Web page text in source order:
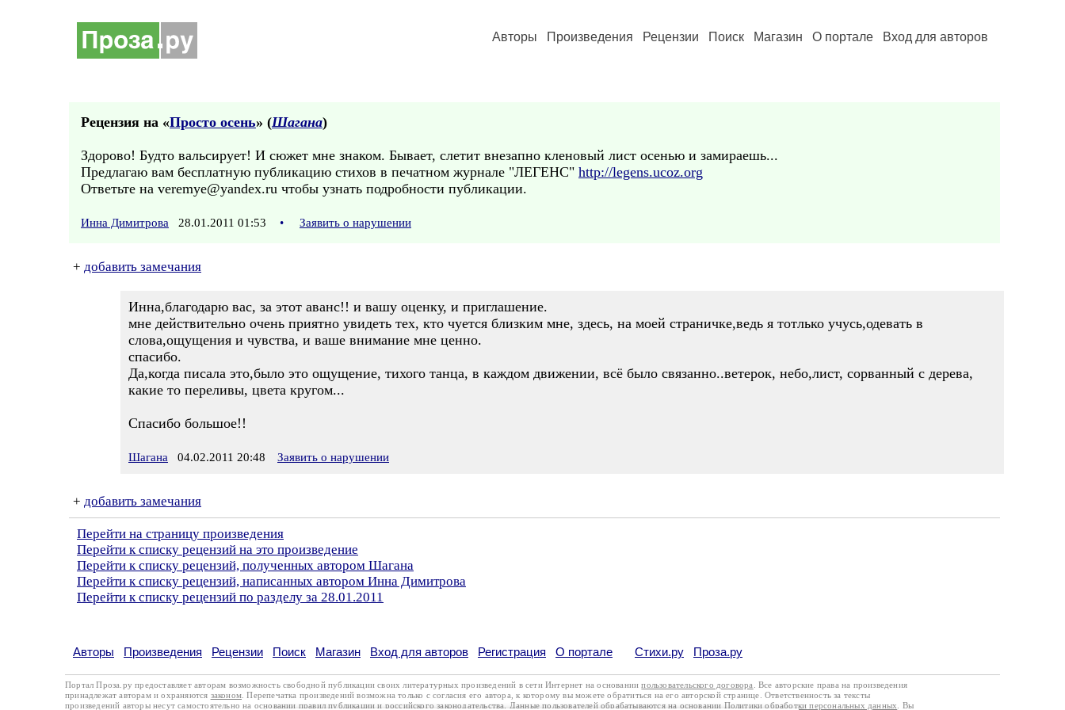
Авторы Произведения Рецензии Поиск Магазин О портале Вход для авторов
Рецензия на «Просто осень» (Шагана)
Здорово! Будто вальсирует! И сюжет мне знаком. Бывает, слетит внезапно кленовый лист осенью и замираешь...
Предлагаю вам бесплатную публикацию стихов в печатном журнале "ЛЕГЕНС" http://legens.ucoz.org
Ответьте на veremye@yandex.ru чтобы узнать подробности публикации.
Инна Димитрова 28.01.2011 01:53 • Заявить о нарушении
+ добавить замечания
Инна,благодарю вас, за этот аванс!! и вашу оценку, и приглашение.
мне действительно очень приятно увидеть тех, кто чуется близким мне, здесь, на моей страничке,ведь я тотлько учусь,одевать в
слова,ощущения и чувства, и ваше внимание мне ценно.
спасибо.
Да,когда писала это,было это ощущение, тихого танца, в каждом движении, всё было связанно..ветерок, небо,лист, сорванный с дерева,
какие то переливы, цвета кругом...
Спасибо большое!!
Шагана 04.02.2011 20:48 Заявить о нарушении
+ добавить замечания
Перейти на страницу произведения
Перейти к списку рецензий на это произведение
Перейти к списку рецензий, полученных автором Шагана
Перейти к списку рецензий, написанных автором Инна Димитрова
Перейти к списку рецензий по разделу за 28.01.2011
Авторы Произведения Рецензии Поиск Магазин Вход для авторов Регистрация О портале Стихи.ру Проза.ру
Портал Проза.ру предоставляет авторам возможность свободной публикации своих литературных произведений в сети Интернет на основаниипользовательского договора
. Все авторские права на произведения
принадлежат авторам и охраняются законом . Перепечатка произведений возможна только с согласия его автора, к которому вы можете обратиться на его авторской странице. Ответственность за тексты
произведений авторы несут самостоятельно на основании правил публикации и российского законодательства . Данные пользователей обрабатываются на основании Политики обработки персональных данных . Вы